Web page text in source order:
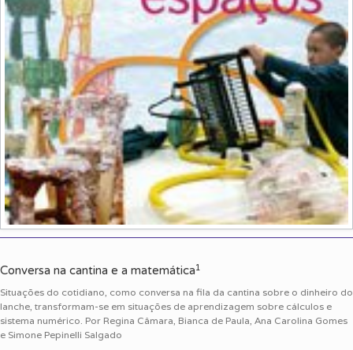
Conversa na cantina e a matemática1
Situações do cotidiano, como conversa na fila da cantina sobre o dinheiro do
lanche, transformam-se em situações de aprendizagem sobre cálculos e
sistema numérico. Por Regina Câmara, Bianca de Paula, Ana Carolina Gomes
e Simone Pepinelli Salgado